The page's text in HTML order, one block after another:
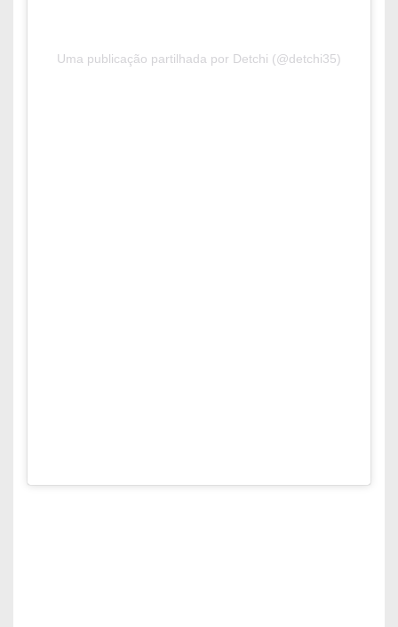
Uma publicação partilhada por Detchi (@detchi35)